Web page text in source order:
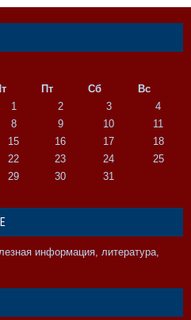
Пт Сб
Вс
1
2 3
4
8 9 10
11
15 16 17
18
22 23 24
25
29 30
31
информация, литература,